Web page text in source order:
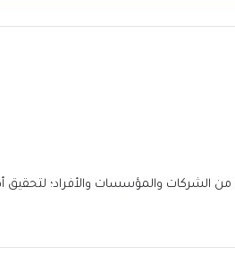
الشركات والمؤسسات والأفراد؛ لتحقيق